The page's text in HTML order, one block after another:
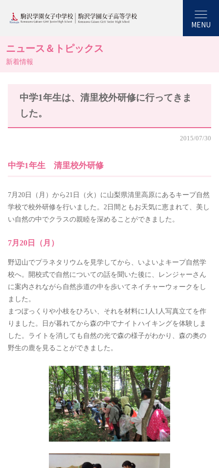
MENU
ニュース＆トピックス
新着情報
中学1年生は、清里校外研修に行ってきま
した。
2015/07/30
中学1年生 清里校外研修
7月20日（月）から21日（火）に山梨県清里高原にあるキープ自然
学校で校外研修を行いました。2日間ともお天気に恵まれて、美し
い自然の中でクラスの親睦を深めることができました。
7月20日（月）
野辺山でプラネタリウムを見学してから、いよいよキープ自然学
校へ。開校式で自然についての話を聞いた後に、レンジャーさん
に案内されながら自然歩道の中を歩いてネイチャーウォークをし
ました。
まつぼっくりや小枝をひろい、それを材料に1人1人写真立てを作
りました。日が暮れてから森の中でナイトハイキングを体験しま
した。ライトを消しても自然の光で森の様子がわかり、森の奥の
野生の鹿を見ることができました。